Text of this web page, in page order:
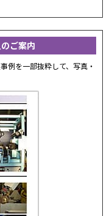
ご案内
例を一部抜粋して、写真・